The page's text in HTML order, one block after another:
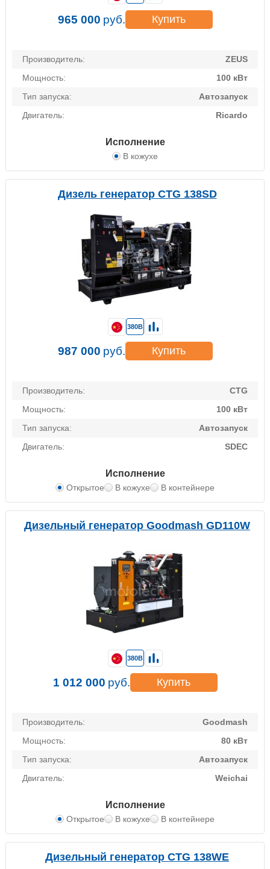
Производитель:
ZEUS
Мощность:
100 кВт
Тип запуска:
Автозапуск
Двигатель:
Ricardo
Исполнение
В кожухе
965 000 руб. Купить
Дизель генератор CTG 138SD
Производитель:
CTG
Мощность:
100 кВт
Тип запуска:
Автозапуск
Двигатель:
SDEC
Исполнение
Открытое В кожухе В контейнере
380В
987 000 руб. Купить
Дизельный генератор Goodmash GD110W
Производитель:
Goodmash
Мощность:
80 кВт
Тип запуска:
Автозапуск
Двигатель:
Weichai
Исполнение
Открытое В кожухе В контейнере
380В
1 012 000 руб. Купить
Дизельный генератор CTG 138WE